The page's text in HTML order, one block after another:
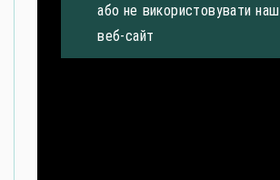
або не використовувати наш
веб-сайт